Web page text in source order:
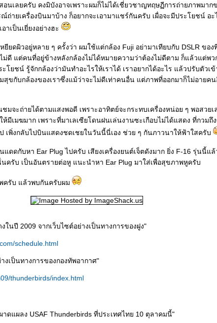
อนเลยครับ คงมิบังอาจเพราะผมก็ไม่ได้เชี่ยวชาญทฤษฏีการถ่ายภาพมา
ถ่ายเครื่องบินมาบ้าง ก็อยากจะเอามาแชร์กันครับ เผื่อจะมีประโยชน์ อ
าเป็นเยี่ยงอย่างฮะ
ยียดผิวอยู่หลาย ๆ ครั้งว่า ผมใช้แต่กล้อง Fuji อย่ามาเทียบกับ DSLR ของ
ม่ดี แต่คนที่อยู่ข้างหลังกล้องไม่ได้หมายความว่าต้องไม่ดีตาม ก็แล้วแต่พว
โยชน์ รู้จักกล้องว่ามันทำอะไรให้เราได้ เราอยากได้อะไร แล้วปรับตัวเ
สุขกับกล้องของเราซึ่งแม้ว่าจะไม่ดีเท่าคนอื่น แต่ภาพที่ออกมาก็ไม่อายค
มจะถ่ายได้ตามแสงพอดี เพราะอาทิตย์จะกระทบเครื่องหน่อย ๆ พอสวยเ
ห้มีเมฆมาก เพราะที่มาเลเซียโดนฝนเล่นงานซะเกือบไม่ได้แสดง ที่กวมถึ
เพิ่งกลับไปบินแสดงชดเชยในวันนี้นี่เอง ช่วย ๆ กันภาวนาให้ฟ้าใสครับ
ดดกับหา Ear Plug ไปครับ เสียงเครื่องยนต์เจ็ตดังมาก ยิ่ง F-16 รุ่นนี้แล้
ครับ เป็นอันตรายต่อหู แนะนำหา Ear Plug มาใส่เพื่อสุขภาพหูครับ
ครับ แล้วพบกันครับผม
ในปี 2009 จากเว็บไซต์อย่างเป็นทางการของฝูง"
schedule.html
งเป็นทางการของกองทัพอากาศ"
thunderbirds/index.html
ดแผลง USAF Thunderbirds ที่ประเทศไทย 10 ตุลาคมนี้"